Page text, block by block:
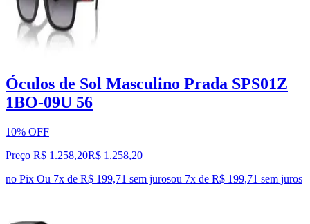
Óculos de Sol Masculino Prada SPS01Z
1BO-09U 56
10% OFF
Preço R$ 1.258,20R$ 1.258,20
no Pix Ou 7x de R$ 199,71 sem jurosou 7x de R$ 199,71 sem juros